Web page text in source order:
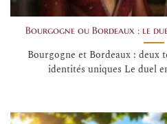
Bourgogne ou Bordeaux : le
Bourgogne et Bordeaux : deux
identités uniques Le duel